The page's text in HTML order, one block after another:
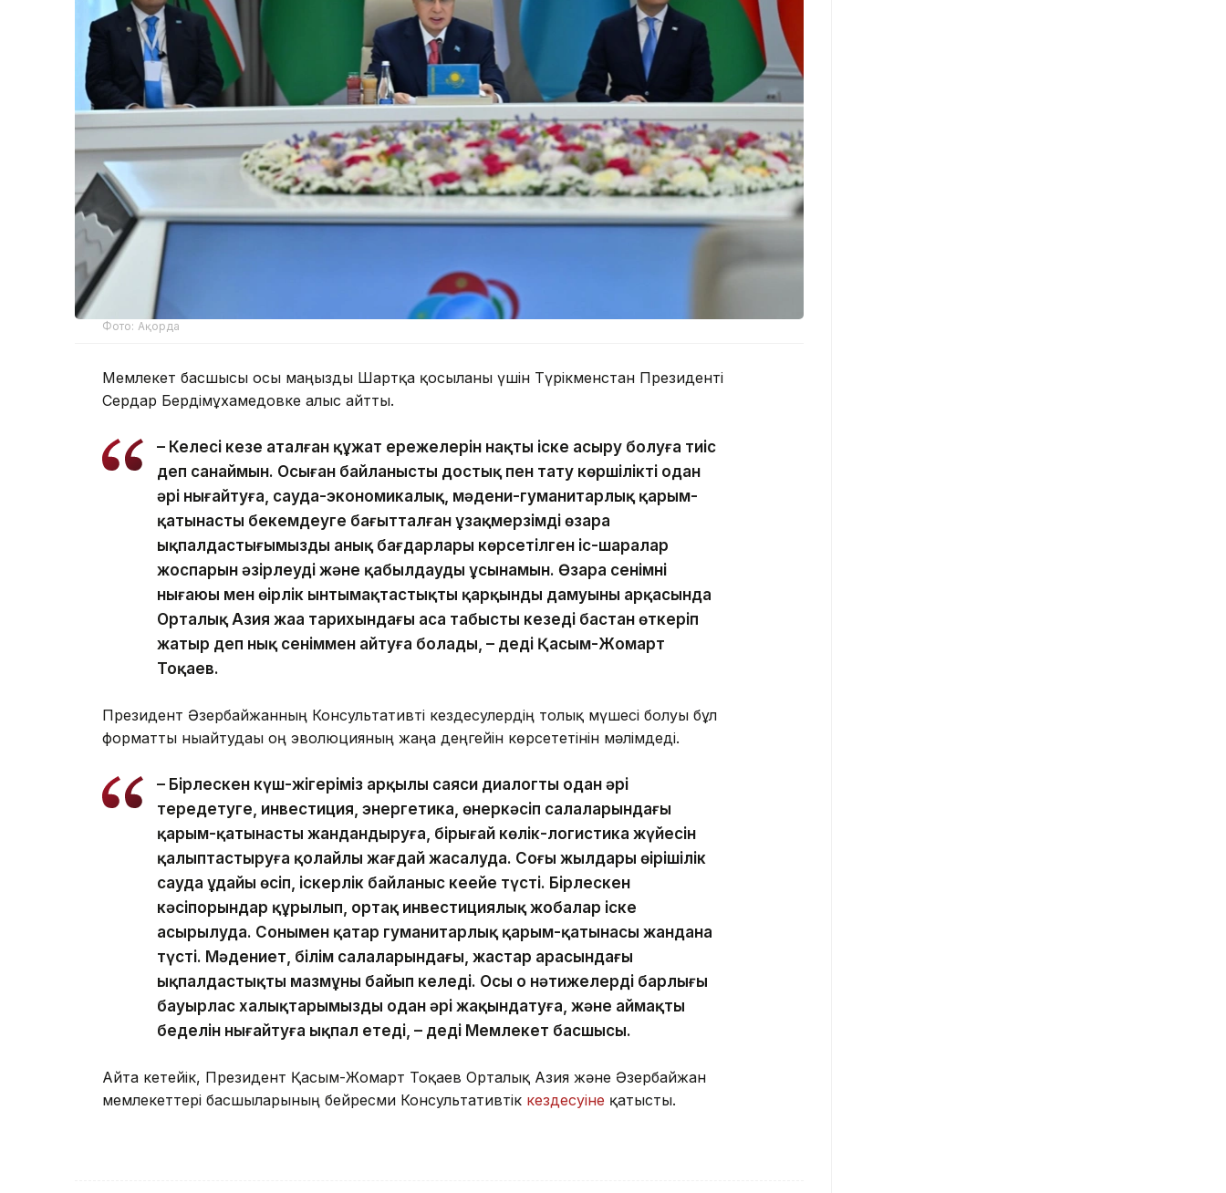
Фото: Ақорда
Мемлекет басшысы осы маңызды Шартқа қосылғаны үшін Түрікменстан Президенті
Сердар Бердімұхамедовке алғыс айтты.
– Келесі кезең аталған құжат ережелерін нақты іске асыру болуға тиіс
деп санаймын. Осыған байланысты достық пен тату көршілікті одан
әрі нығайтуға, сауда-экономикалық, мәдени-гуманитарлық қарым-
қатынасты бекемдеуге бағытталған ұзақмерзімді өзара
ықпалдастығымыздың анық бағдарлары көрсетілген іс-шаралар
жоспарын әзірлеуді және қабылдауды ұсынамын. Өзара сенімнің
нығаюы мен өңірлік ынтымақтастықтың қарқынды дамуының арқасында
Орталық Азия жаңа тарихындағы аса табысты кезеңді бастан өткеріп
жатыр деп нық сеніммен айтуға болады, – деді Қасым-Жомарт
Тоқаев.
Президент Әзербайжанның Консультативті кездесулердің толық мүшесі болуы бұл
форматты нығайтудағы оң эволюцияның жаңа деңгейін көрсететінін мәлімдеді.
– Бірлескен күш-жігеріміз арқылы саяси диалогты одан әрі
тереңдетуге, инвестиция, энергетика, өнеркәсіп салаларындағы
қарым-қатынасты жандандыруға, бірыңғай көлік-логистика жүйесін
қалыптастыруға қолайлы жағдай жасалуда. Соңғы жылдары өңірішілік
сауда ұдайы өсіп, іскерлік байланыс кеңейе түсті. Бірлескен
кәсіпорындар құрылып, ортақ инвестициялық жобалар іске
асырылуда. Сонымен қатар гуманитарлық қарым-қатынасы жандана
түсті. Мәдениет, білім салаларындағы, жастар арасындағы
ықпалдастықтың мазмұны байып келеді. Осы оң нәтижелердің барлығы
бауырлас халықтарымызды одан әрі жақындатуға, және аймақтың
беделін нығайтуға ықпал етеді, – деді Мемлекет басшысы.
Айта кетейік, Президент Қасым-Жомарт Тоқаев Орталық Азия және Әзербайжан
мемлекеттері басшыларының бейресми Консультативтік кездесуіне қатысты.